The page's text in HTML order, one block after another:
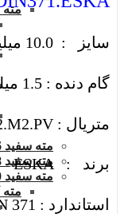
مته سفید 6 میلیمتر
مته سفید 8 میلیمتر
مته سفید 10 میلیمتر
مته
سایز : 10.0 میلیمتر
گام دنده : 1.5 میلیمتر
متریال : HSS.6542.M2.PV
برند : ESKA
استاندارد : DIN 371